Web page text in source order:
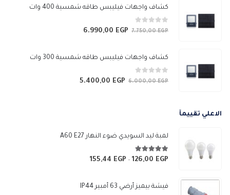
هو:
هو:
كشاف واجهات فيليبس طاقه شمسية 400 وات
0 من 57.750,00EGP
السعر
هو:
6.990,00 EGP
هو:
كشاف واجهات فيليبس طاقه شمسية 300 وات
0 من 56.000,00EGP
السعر5.400,00 EGP
السعر
الاعلي تقييمآ
لمبة ليد السويدي ضوء النهار A60 E27
5.00 من 5
126,00 EGP
–
155,44 EGP
نطاق
من
فيشة بيميز أرضي 63 أمبير IP44